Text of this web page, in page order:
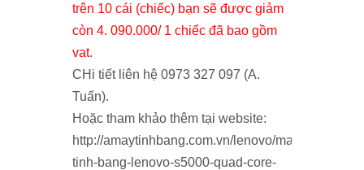
trên 10 cái (chiếc) bạn sẽ được giảm
còn 4. 090.000/ 1 chiếc đã bao gồm
vat.
CHi tiết liên hệ 0973 327 097 (A.
Tuấn).
Hoặc tham khảo thêm tại website:
http://amaytinhbang.com.vn/lenovo/may-
tinh-bang-lenovo-s5000-quad-core-